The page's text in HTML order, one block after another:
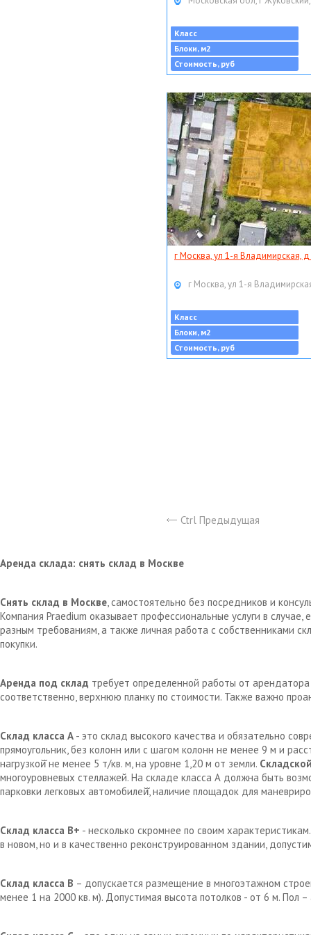
Класс
Блоки, м2
Стоимость, руб
г Москва, ул 1-я Владимирская, д
г Москва, ул 1-я
Класс
Блоки, м2
Стоимость, руб
Ctrl Предыдущая
Аренда склада: снять склад в Москве
Снять склад в Москве, самостоятельно без посредников и
Компания Praedium оказывает профессиональные услуги в
разным требованиям, а также личная работа с собственниками
покупки.
Аренда под склад требует определенной работы от
соответственно, верхнюю планку по стоимости. Также важно
Склад класса А - это склад высокого качества и обязательно
прямоугольник, без колонн или с шагом колонн не менее 9 м и
нагрузкой̆ не менее 5 т/кв. м, на уровне 1,20 м от земли.
многоуровневых стеллажей. На складе класса А должна быть
парковки легковых автомобилей̆, наличие площадок для
Склад класса В+ - несколько скромнее по своим
в новом, но и в качественно реконструированном здании,
Склад класса В – допускается размещение в многоэтажном
менее 1 на 2000 кв. м). Допустимая высота потолков - от 6 м. Пол